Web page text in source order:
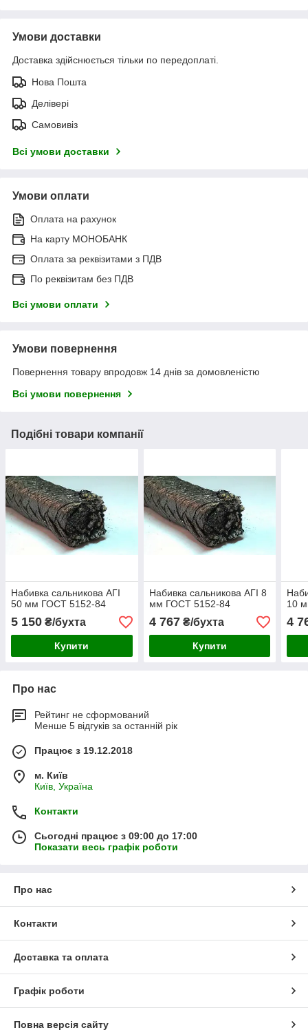
Умови доставки
Доставка здійснюється тільки по передоплаті.
Нова Пошта
Делівері
Самовивіз
Всі умови доставки
Умови оплати
Оплата на рахунок
На карту МОНОБАНК
Оплата за реквізитами з ПДВ
По реквізитам без ПДВ
Всі умови оплати
Умови повернення
Повернення товару впродовж 14 днів за домовленістю
Всі умови повернення
Подібні товари компанії
Набивка сальникова АГІ
50 мм ГОСТ 5152-84
5 150 ₴/бухта
Купити
Набивка сальникова АГІ 8
мм ГОСТ 5152-84
4 767₴/бухта
Купити
10
4
Про нас
Рейтинг не сформований
Менше 5 відгуків за останній рік
Працює з 19.12.2018
м. Київ
Київ, Україна
Контакти
Сьогодні працює з 09:00 до 17:00
Показати весь графік роботи
Про нас
Контакти
Доставка та оплата
Графік роботи
Повна версія сайту